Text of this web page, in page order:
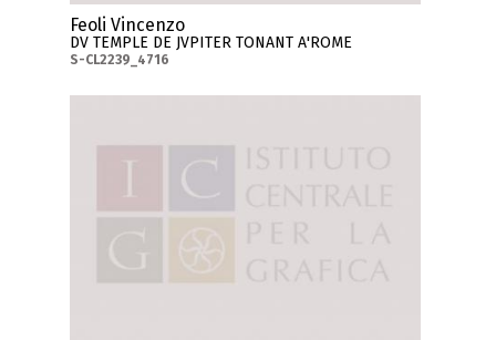
Feoli Vincenzo
DV TEMPLE DE JVPITER TONANT A'ROME
S-CL2239_4716